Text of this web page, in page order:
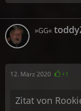
»GG«
12. März 2020 +1
Zitat von